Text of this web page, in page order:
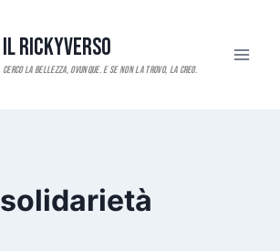
Il RickyVerso
solidarietà